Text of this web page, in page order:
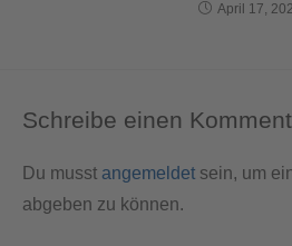
April 17,
Schreibe einen
Du musst angemeldet sein, um
abgeben zu können.